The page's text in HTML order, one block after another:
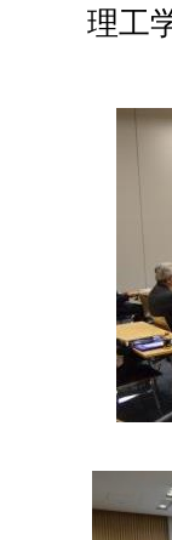
理工学